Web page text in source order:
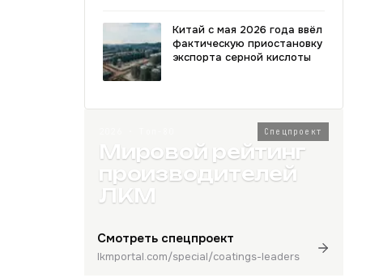
Китай с мая 2026 года ввёл
фактическую приостановку
экспорта серной кислоты
Спецпроект
Мировой рейтинг
производителей
ЛКМ
Смотреть спецпроект
lkmportal.com/special/coatings-leaders